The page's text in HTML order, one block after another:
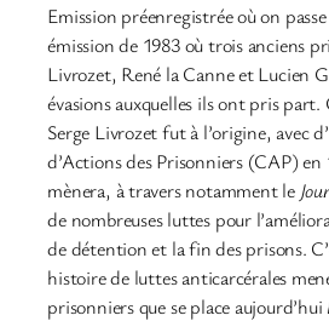
Emission préenregistrée où on
émission de 1983 où trois anciens
Livrozet, René la Canne et Lucien
évasions auxquelles ils ont pris
Serge Livrozet fut à l’origine, avec
d’Actions des Prisonniers (CAP) en
mènera, à travers notamment le
de nombreuses luttes pour
de détention et la fin des prisons.
histoire de luttes anticarcérales
prisonniers que se place aujourd’hui